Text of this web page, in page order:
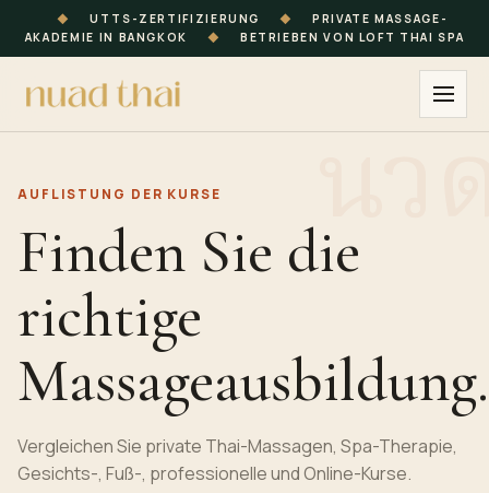
◆ UTTS-ZERTIFIZIERUNG ◆
PRIVATE MASSAGE-
AKADEMIE IN BANGKOK
◆ BETRIEBEN VON LOFT THAI SPA
AUFLISTUNG DER KURSE
Finden Sie die
richtige
Massageausbildung.
Vergleichen Sie private Thai-Massagen, Spa-Therapie,
Gesichts-, Fuß-, professionelle und Online-Kurse.